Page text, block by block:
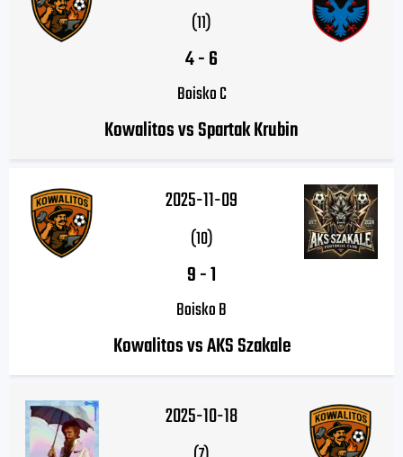
(11)
4-6
Boisko C
Kowalitos vs Spartak Krubin
2025-11-09
(10)
9-1
Boisko B
Kowalitos vs AKS Szakale
2025-10-18